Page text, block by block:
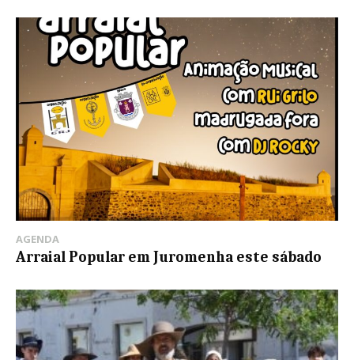
AGENDA
Arraial Popular em Juromenha este sábado